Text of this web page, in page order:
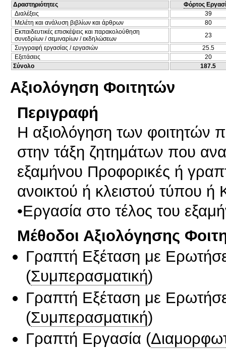
Δραστηριότητες
Φόρτος
Διαλέξεις
39
Μελέτη και ανάλυση βιβλίων και άρθρων
80
Εκπαιδευτικές επισκέψεις και παρακολούθηση
συνεδρίων / σεμιναρίων / εκδηλώσεων
23
Συγγραφή εργασίας / εργασιών
25.5
Εξετάσεις
20
Σύνολο
187.5
Αξιολόγηση Φοιτητών
Περιγραφή
Η αξιολόγηση των φοιτητών
στην τάξη ζητημάτων που
εξαμήνου Προφορικές ή
ανοικτού ή κλειστού τύπου ή
•Εργασία στο τέλος του
Μέθοδοι Αξιολόγησης
Γραπτή Εξέταση με
(Συμπερασματική)
Γραπτή Εξέταση με
(Συμπερασματική)
Γραπτή Εργασία (